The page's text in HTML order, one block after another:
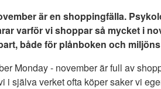
är en shoppingfälla.
varför vi shoppar så mycket i
både för plånboken och
Monday - november är full av
i själva verket ofta köper saker vi